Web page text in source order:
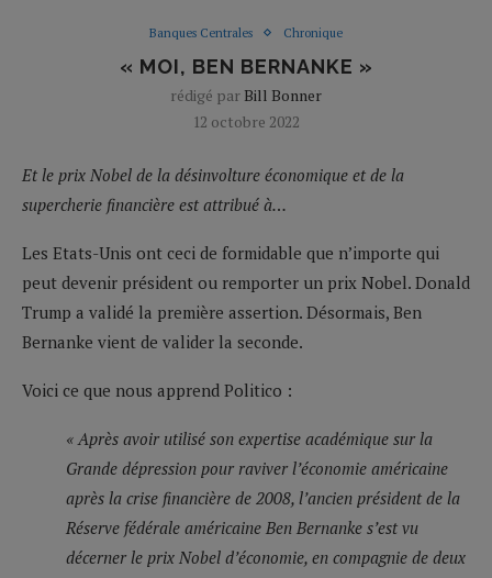
Banques Centrales Chronique
« MOI, BEN BERNANKE »
rédigé par Bill Bonner
12 octobre 2022
Et le prix Nobel de la désinvolture économique et de la
supercherie financière est attribué à…
Les Etats-Unis ont ceci de formidable que n’importe qui
peut devenir président ou remporter un prix Nobel. Donald
Trump a validé la première assertion. Désormais, Ben
Bernanke vient de valider la seconde.
Voici ce que nous apprend Politico :
« Après avoir utilisé son expertise académique sur la
Grande dépression pour raviver l’économie américaine
après la crise financière de 2008, l’ancien président de la
Réserve fédérale américaine Ben Bernanke s’est vu
décerner le prix Nobel d’économie, en compagnie de deux